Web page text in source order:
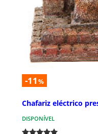
-11 %
Chafariz eléctrico
DISPONÍVEL